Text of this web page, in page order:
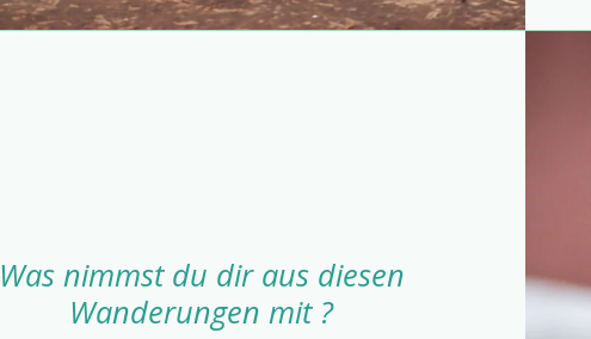
Was nimmst du dir aus diesen
Wanderungen mit ?